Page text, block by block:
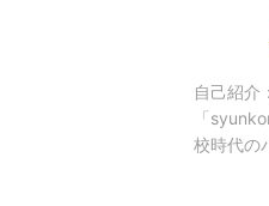
自己紹介：
「
校時代の